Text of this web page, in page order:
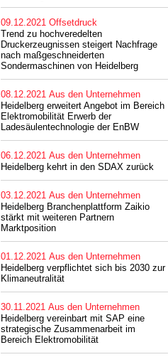
09.12.2021 Offsetdruck
Trend zu hochveredelten
Druckerzeugnissen steigert Nachfrage
nach maßgeschneiderten
Sondermaschinen von Heidelberg
08.12.2021 Aus den Unternehmen
Heidelberg erweitert Angebot im Bereich
Elektromobilität Erwerb der
Ladesäulentechnologie der EnBW
06.12.2021 Aus den Unternehmen
Heidelberg kehrt in den SDAX zurück
03.12.2021 Aus den Unternehmen
Heidelberg Branchenplattform Zaikio
stärkt mit weiteren Partnern
Marktposition
01.12.2021 Aus den Unternehmen
Heidelberg verpflichtet sich bis 2030 zur
Klimaneutralität
30.11.2021 Aus den Unternehmen
Heidelberg vereinbart mit SAP eine
strategische Zusammenarbeit im
Bereich Elektromobilität